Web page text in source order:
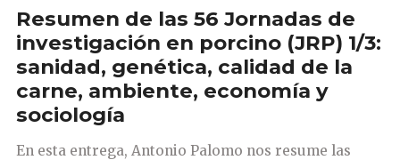
Resumen de las 56 Jornadas de
investigación en porcino (JRP) 1/3:
sanidad, genética, calidad de la
carne, ambiente, economía y
sociología
En esta entrega, Antonio Palomo nos resume las